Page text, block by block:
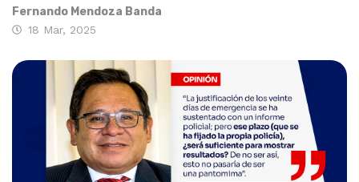
Fernando Mendoza Banda
18 Mar, 2025